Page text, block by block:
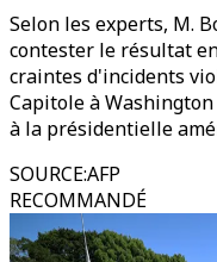
Selon les experts, M.
contester le résultat
craintes d'incidents
Capitole à
à la présidentielle
SOURCE:AFP
RECOMMANDÉ